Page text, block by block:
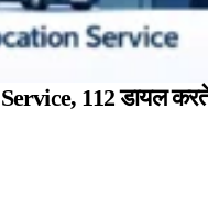
112 डायल